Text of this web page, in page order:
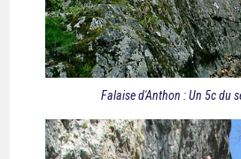
Falaise d'Anthon : Un 5c du